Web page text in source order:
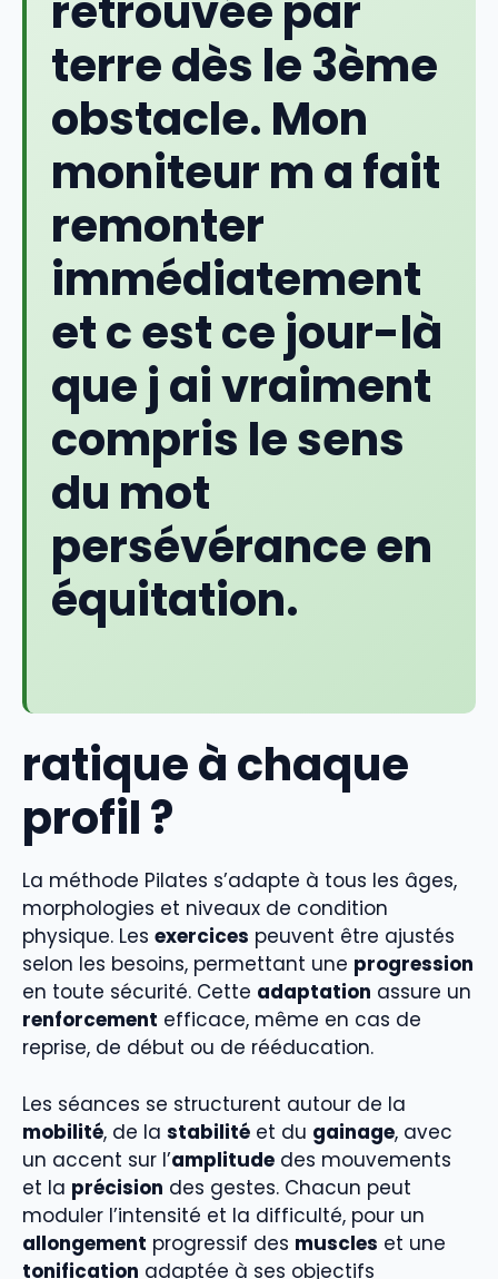
retrouvée par
terre dès le 3ème
obstacle. Mon
moniteur m a fait
remonter
immédiatement
et c est ce jour-là
que j ai vraiment
compris le sens
du mot
persévérance en
équitation.
ratique à chaque
profil ?
La méthode Pilates s’adapte à tous les âges,
morphologies et niveaux de condition
physique. Les exercices peuvent être ajustés
selon les besoins, permettant une progression
en toute sécurité. Cette adaptation assure un
renforcement efficace, même en cas de
reprise, de début ou de rééducation.
Les séances se structurent autour de la
mobilité, de la stabilité et du gainage, avec
un accent sur l’amplitude des mouvements
et la précision des gestes. Chacun peut
moduler l’intensité et la difficulté, pour un
allongement progressif des muscles et une
tonification adaptée à ses objectifs